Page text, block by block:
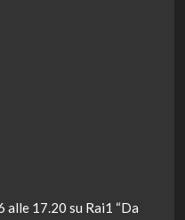
alle 17.20 su Rai1 “Da